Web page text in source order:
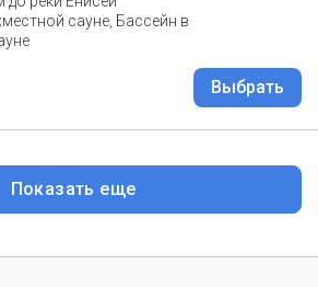
сауне, Бассейн в
Выбрать
Показать еще